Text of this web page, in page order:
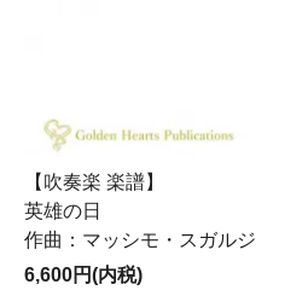
【吹奏楽 楽譜】
英雄の日
作曲：マッシモ・スガルジ
6,600円(内税)